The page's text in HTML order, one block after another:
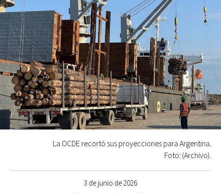
3 de junio de 2026
La OCDE recortó sus proyecciones para Argentina.
Foto: (Archivo).